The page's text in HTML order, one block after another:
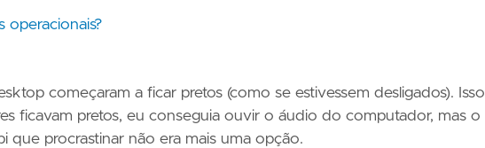
operacionais?
começaram a ficar pretos (como se estivessem desligados). Isso
ficavam pretos, eu conseguia ouvir o áudio do computador, mas o
procrastinar não era mais uma opção.